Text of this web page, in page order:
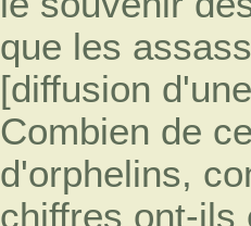
que les
[diffusion
Combien de
d'orphelins,
chiffres ont-ils